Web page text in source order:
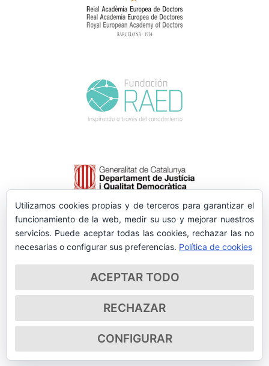
Utilizamos cookies propias y de terceros para garantizar el
funcionamiento de la web, medir su uso y mejorar nuestros
servicios. Puede aceptar todas las cookies, rechazar las no
necesarias o configurar sus preferencias. Política de cookies
ACEPTAR TODO
RECHAZAR
CONFIGURAR